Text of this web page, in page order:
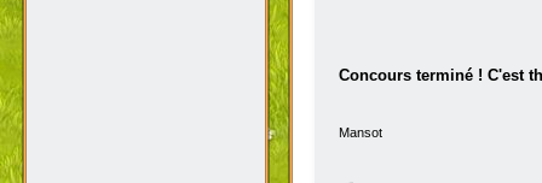
Concours terminé ! C'est
Mansot